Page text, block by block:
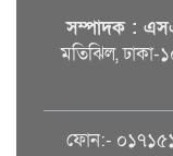
সম্পাদক :
মতিঝিল, ঢাকা-
ফোন:-